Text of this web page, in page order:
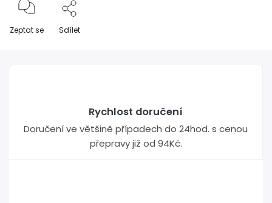
Zeptat se Sdílet
Rychlost doručení
Doručení ve většině případech do 24hod. s cenou
přepravy již od 94Kč.